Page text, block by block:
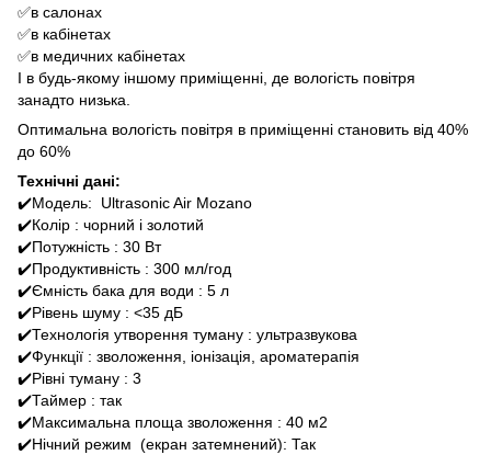
✅в салонах
✅в кабінетах
✅в медичних кабінетах
І в будь-якому іншому приміщенні, де вологість повітря
занадто низька.
Оптимальна вологість повітря в приміщенні становить від 40%
до 60%
Технічні дані:
✔️Модель: Ultrasonic Air Mozano
✔️Колір : чорний і золотий
✔️Потужність : 30 Вт
✔️Продуктивність : 300 мл/год
✔️Ємність бака для води : 5 л
✔️Рівень шуму : <35 дБ
✔️Технологія утворення туману : ультразвукова
✔️Функції : зволоження, іонізація, ароматерапія
✔️Рівні туману : 3
✔️Таймер : так
✔️Максимальна площа зволоження : 40 м2
✔️Нічний режим (екран затемнений): Так